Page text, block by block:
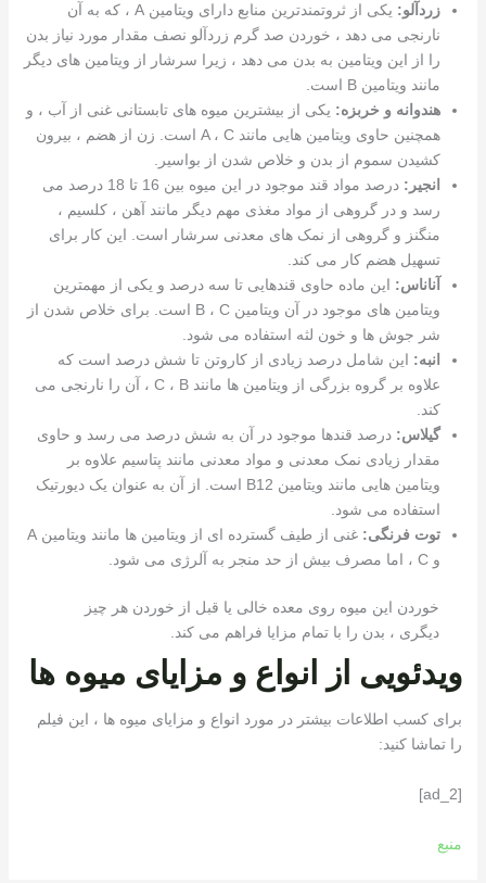
زردآلو:
یکی از ثروتمندترین منابع دارای ویتامین A ، که به آن
نارنجی می دهد ، خوردن صد گرم زردآلو نصف مقدار مورد نیاز بدن
را از این ویتامین به بدن می دهد ، زیرا سرشار از ویتامین های دیگر
مانند ویتامین B است.
هندوانه و خربزه: یکی از بیشترین میوه های تابستانی غنی از آب ، و
همچنین حاوی ویتامین هایی مانند A ، C است. زن از هضم ، بیرون
کشیدن سموم از بدن و خلاص شدن از بواسیر.
انجیر:
درصد مواد قند موجود در این میوه بین 16 تا 18 درصد می
رسد و در گروهی از مواد مغذی مهم دیگر مانند آهن ، کلسیم ،
منگنز و گروهی از نمک های معدنی سرشار است. این کار برای
تسهیل هضم کار می کند.
آناناس: این ماده حاوی قندهایی تا سه درصد و یکی از مهمترین
ویتامین های موجود در آن ویتامین B ، C است. برای خلاص شدن از
شر جوش ها و خون لثه استفاده می شود.
انبه: این شامل درصد زیادی از کاروتن تا شش درصد است که
علاوه بر گروه بزرگی از ویتامین ها مانند C ، B ، آن را نارنجی می
کند.
گیلاس: درصد قندها موجود در آن به شش درصد می رسد و حاوی
مقدار زیادی نمک معدنی و مواد معدنی مانند پتاسیم علاوه بر
ویتامین هایی مانند ویتامین B12 است. از آن به عنوان یک دیورتیک
استفاده می شود.
توت فرنگی:
غنی از طیف گسترده ای از ویتامین ها مانند ویتامین A
و C ، اما مصرف بیش از حد منجر به آلرژی می شود.
خوردن این میوه روی معده خالی یا قبل از خوردن هر چیز
دیگری ، بدن را با تمام مزایا فراهم می کند.
ویدئویی از انواع و مزایای میوه ها
برای کسب اطلاعات بیشتر در مورد انواع و مزایای میوه ها ، این فیلم
را تماشا کنید:
[ad_2]
منبع